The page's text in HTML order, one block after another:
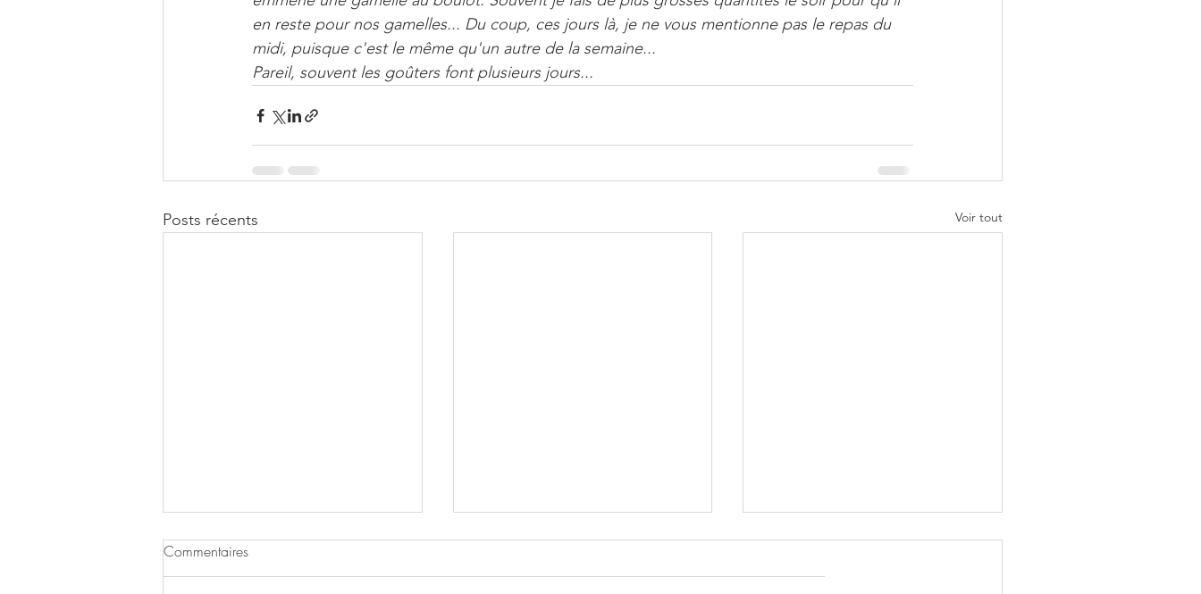
en reste pour nos gamelles... Du coup, ces jours là, je ne vous mentionne pas le repas du
midi, puisque c'est le même qu'un autre de la semaine...
Pareil, souvent les goûters font plusieurs jours...
Posts récents Voir tout
Commentaires